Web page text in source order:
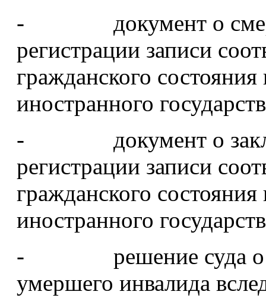
- документ о смерти
регистрации записи
гражданского
иностранного
- документ о
регистрации записи
гражданского
иностранного
- решение суда о
умершего инвалида